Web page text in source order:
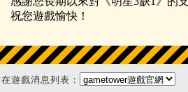
祝您遊戲愉快！
遊戲消息列表：